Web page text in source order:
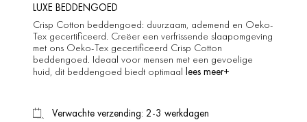
LUXE BEDDENGOED
Crisp Cotton beddengoed: duurzaam, ademend en Oeko-
Tex gecertificeerd. Creëer een verfrissende slaapomgeving
met ons Oeko-Tex gecertificeerd Crisp Cotton
beddengoed. Ideaal voor mensen met een gevoelige
huid, dit beddengoed biedt optimaal lees meer+
Verwachte verzending: 2-3 werkdagen